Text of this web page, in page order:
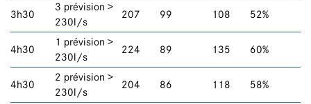
3h30
3 prévision >
230l/s
207 99 108 52%
4h30
1 prévision >
230l/s
224 89 135 60%
4h30
2 prévision >
230l/s
204 86 118 58%